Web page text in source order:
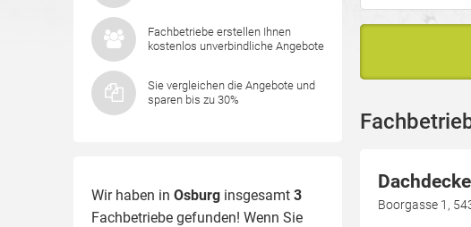
Fachbetriebe erstellen Ihnen
kostenlos unverbindliche Angebote
Sie vergleichen die Angebote und
sparen bis zu 30%
Wir haben in Osburg insgesamt 3
Fachbetriebe gefunden! Wenn Sie
Boorgasse 1,